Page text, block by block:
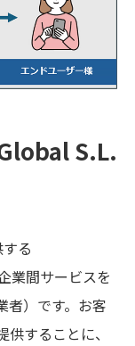
S.L.
る
間サービスを
者）です。お客
することに、